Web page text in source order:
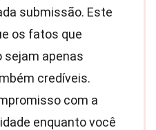
submissão. Este
os fatos que
sejam apenas
credíveis.
com a
enquanto você